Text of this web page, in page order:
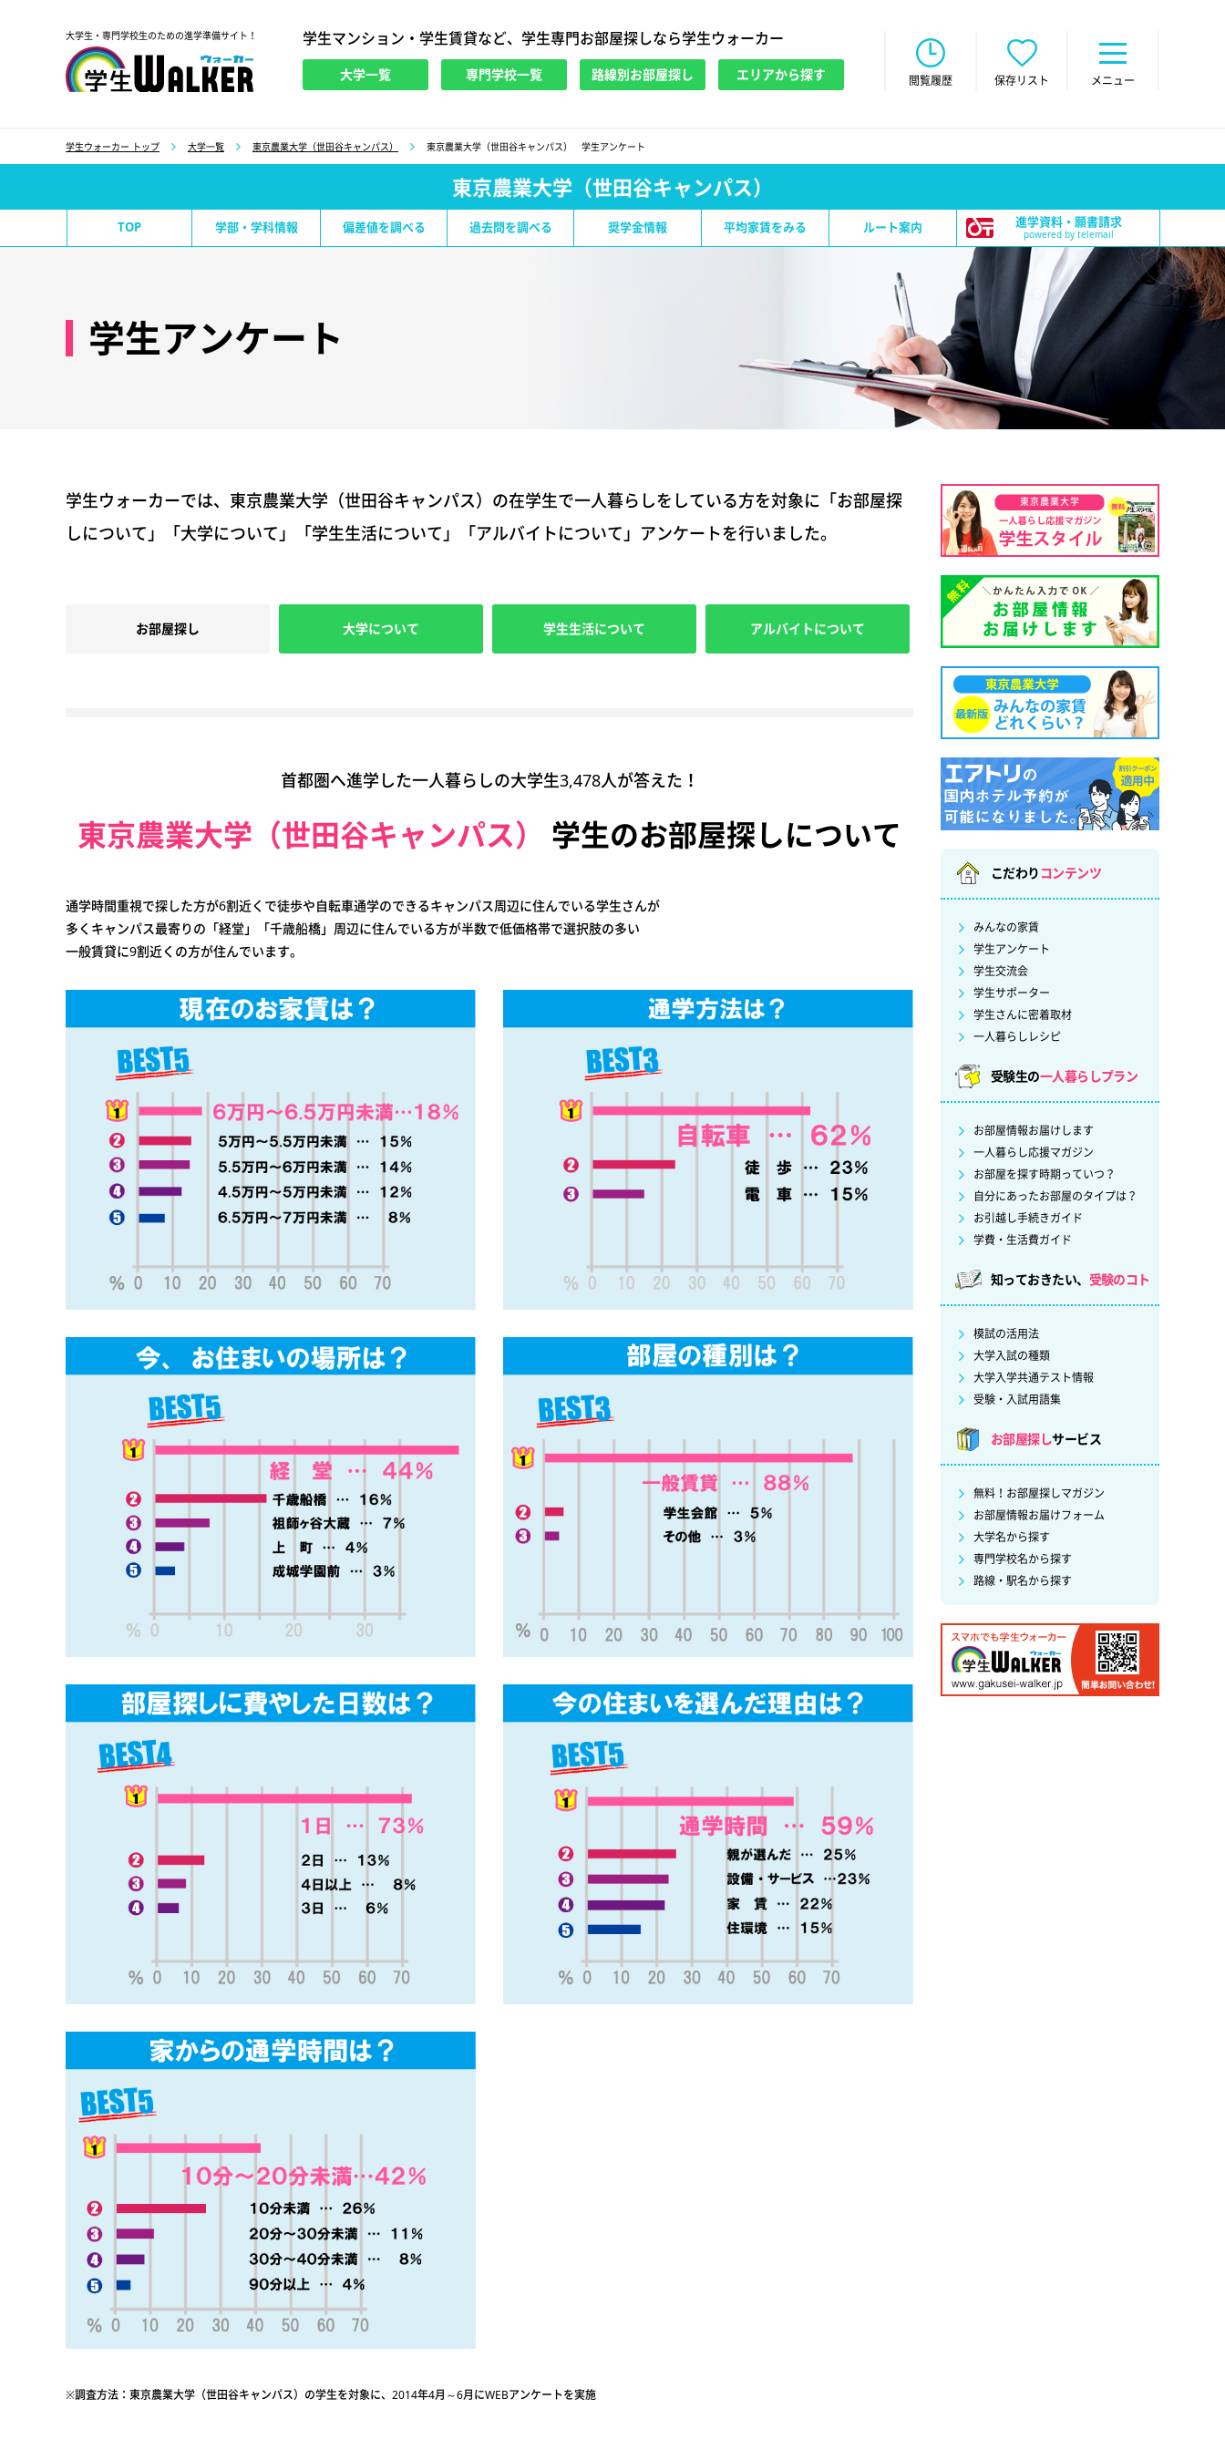
大学生・専門学校生のための進学準備サイト！ 学生マンション・学生賃貸など、学生専門お部屋探しなら学生ウォーカー
大学一覧 専門学校一覧 路線別お部屋探し エリアから探す 閲覧履歴 保存リスト メニュー
学生ウォーカー トップ 大学一覧 東京農業大学（世田谷キャンパス） 東京農業大学（世田谷キャンパス） 学生アンケート
東京農業大学（世田谷キャンパス）
TOP 学部・学科情報 偏差値を調べる 過去問を調べる 奨学金情報 平均家賃をみる ルート案内 進学資料・願書請求
powered by telemail
学生アンケート
学生ウォーカーでは、東京農業大学（世田谷キャンパス）の在学生で一人暮らしをしている方を対象に「お部屋探
しについて」「大学について」「学生生活について」「アルバイトについて」アンケートを行いました。
お部屋探し 大学について 学生生活について アルバイトについて
首都圏へ進学した一人暮らしの大学生3,478人が答えた！
東京農業大学（世田谷キャンパス） 学生のお部屋探しについて
通学時間重視で探した方が6割近くで徒歩や自転車通学のできるキャンパス周辺に住んでいる学生さんが
多くキャンパス最寄りの「経堂」「千歳船橋」周辺に住んでいる方が半数で低価格帯で選択肢の多い
一般賃貸に9割近くの方が住んでいます。
※調査方法：東京農業大学（世田谷キャンパス）の学生を対象に、2014年4月～6月にWEBアンケートを実施
東京農業大学
こだわり コンテンツ
みんなの家賃
学生アンケート
学生交流会
学生サポーター
学生さんに密着取材
一人暮らしレシピ
受験生の一人暮らしプラン
お部屋情報お届けします
一人暮らし応援マガジン
お部屋を探す時期っていつ？
自分にあったお部屋のタイプは？
お引越し手続きガイド
学費・生活費ガイド
知っておきたい、 受験のコト
模試の活用法
大学入試の種類
大学入学共通テスト情報
受験・入試用語集
お部屋探しサービス
無料！お部屋探しマガジン
お部屋情報お届けフォーム
大学名から探す
専門学校名から探す
路線・駅名から探す